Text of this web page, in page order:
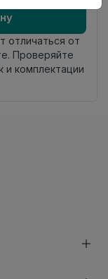
отличаться от
Проверяйте
и комплектации